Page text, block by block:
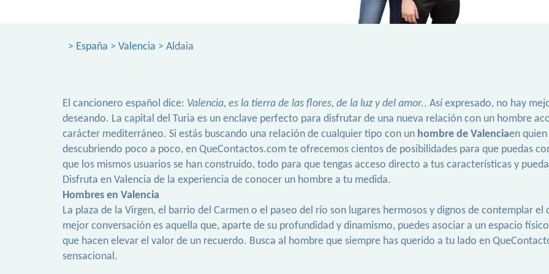
> España > Valencia > Aldaia
El cancionero español dice: Valencia, es la tierra de las flores, de la luz y del amor.. Así expresado, no hay
deseando. La capital del Turia es un enclave perfecto para disfrutar de una nueva relación con un hombre
carácter mediterráneo. Si estás buscando una relación de cualquier tipo con un hombre de Valenciaen
descubriendo poco a poco, en QueContactos.com te ofrecemos cientos de posibilidades para que puedas
que los mismos usuarios se han construido, todo para que tengas acceso directo a tus características y
Disfruta en Valencia de la experiencia de conocer un hombre a tu medida.
Hombres en Valencia
La plaza de la Virgen, el barrio del Carmen o el paseo del río son lugares hermosos y dignos de contemplar
mejor conversación es aquella que, aparte de su profundidad y dinamismo, puedes asociar a un espacio
que hacen elevar el valor de un recuerdo. Busca al hombre que siempre has querido a tu lado en
sensacional.